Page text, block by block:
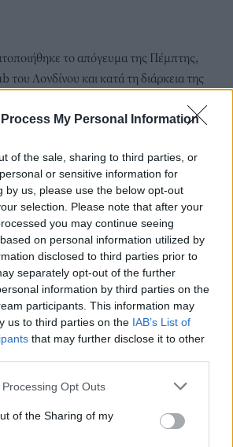
Process My Personal Information
of the sale, sharing to third parties, or
or sensitive information for
by us, please use the below opt-out
selection. Please note that after your
you may continue seeing
on personal information utilized by
disclosed to third parties prior to
separately opt-out of the further
information by third parties on the
participants. This information may
us to third parties on the IAB’s List of
that may further disclose it to other
Opt Outs
of the Sharing of my
το απόγευμα της Πέμπτης,
Λονδίνου και κατά τη διάρκεια της
αθλημάτων και να συνομιλήσει με
τις εντυπώσεις με τη στιλιστική της
ένα σκούρο μπλε φλοράλ , αμάνικο
ύφος, με λαμπερές λεπτομέρειες
το οποίο έφερε την υπογραφή του
Μάθιους ήταν εξίσου γοητευτικός με
μπορούσε να αφήσει ασχολίαστα την
της και τα πολύ γυμνασμένα χέρια της (
και αυτήν την τουαλέτα για την
αποτέλεσμα σκληρής προπόνησης και